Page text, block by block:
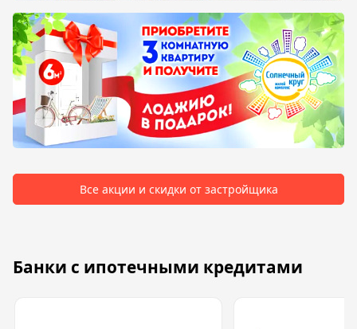
Все акции и скидки от застройщика
Банки с ипотечными кредитами